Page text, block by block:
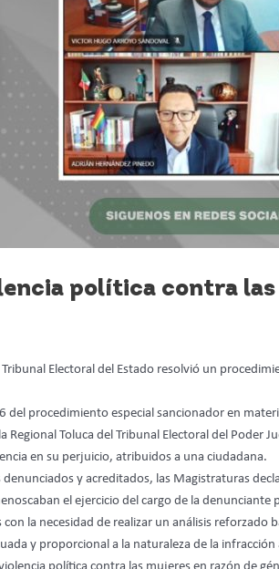
política contra
Electoral del Estado resolvió un
del procedimiento especial sancionador en
Toluca del Tribunal Electoral del Poder
en su perjuicio, atribuidos a una ciudadana.
y acreditados, las Magistraturas
el ejercicio del cargo de la denunciante
la necesidad de realizar un análisis reforzado
y proporcional a la naturaleza de la